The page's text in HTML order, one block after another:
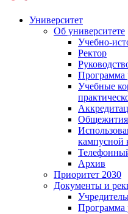
Университет
Об университете
Учебно-
Ректор
Программа
Учебные
Общежития
кампусной
Архив
Приоритет 2030
Документы и
Программа